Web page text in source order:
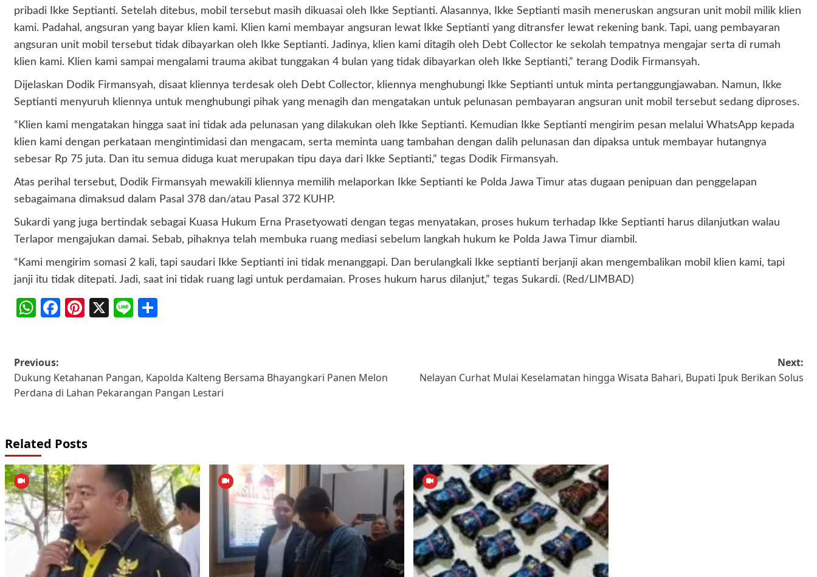
pribadi Ikke Septianti. Setelah ditebus, mobil tersebut masih dikuasai oleh Ikke Septianti. Alasannya, Ikke Septianti masih meneruskan angsuran unit mobil milik klien
kami. Padahal, angsuran yang bayar klien kami. Klien kami membayar angsuran lewat Ikke Septianti yang ditransfer lewat rekening bank. Tapi, uang pembayaran
angsuran unit mobil tersebut tidak dibayarkan oleh Ikke Septianti. Jadinya, klien kami ditagih oleh Debt Collector ke sekolah tempatnya mengajar serta di rumah
klien kami. Klien kami sampai mengalami trauma akibat tunggakan 4 bulan yang tidak dibayarkan oleh Ikke Septianti,” terang Dodik Firmansyah.
Dijelaskan Dodik Firmansyah, disaat kliennya terdesak oleh Debt Collector, kliennya menghubungi Ikke Septianti untuk minta pertanggungjawaban. Namun, Ikke
Septianti menyuruh kliennya untuk menghubungi pihak yang menagih dan mengatakan untuk pelunasan pembayaran angsuran unit mobil tersebut sedang diproses.
“Klien kami mengatakan hingga saat ini tidak ada pelunasan yang dilakukan oleh Ikke Septianti. Kemudian Ikke Septianti mengirim pesan melalui WhatsApp kepada
klien kami dengan perkataan mengintimidasi dan mengacam, serta meminta uang tambahan dengan dalih pelunasan dan dipaksa untuk membayar hutangnya
sebesar Rp 75 juta. Dan itu semua diduga kuat merupakan tipu daya dari Ikke Septianti,” tegas Dodik Firmansyah.
Atas perihal tersebut, Dodik Firmansyah mewakili kliennya memilih melaporkan Ikke Septianti ke Polda Jawa Timur atas dugaan penipuan dan penggelapan
sebagaimana dimaksud dalam Pasal 378 dan/atau Pasal 372 KUHP.
Sukardi yang juga bertindak sebagai Kuasa Hukum Erna Prasetyowati dengan tegas menyatakan, proses hukum terhadap Ikke Septianti harus dilanjutkan walau
Terlapor mengajukan damai. Sebab, pihaknya telah membuka ruang mediasi sebelum langkah hukum ke Polda Jawa Timur diambil.
“Kami mengirim somasi 2 kali, tapi saudari Ikke Septianti ini tidak menanggapi. Dan berulangkali Ikke septianti berjanji akan mengembalikan mobil klien kami, tapi
janji itu tidak ditepati. Jadi, saat ini tidak ruang lagi untuk perdamaian. Proses hukum harus dilanjut,” tegas Sukardi. (Red/LIMBAD)
WhatsApp
Facebook
Pinterest
X Line
Post
navigation
Previous:
Dukung Ketahanan Pangan, Kapolda Kalteng Bersama Bhayangkari Panen Melon
Perdana di Lahan Pekarangan Pangan Lestari
Next:
Nelayan Curhat Mulai Keselamatan hingga Wisata Bahari, Bupati Ipuk Berikan Solus
Related Posts